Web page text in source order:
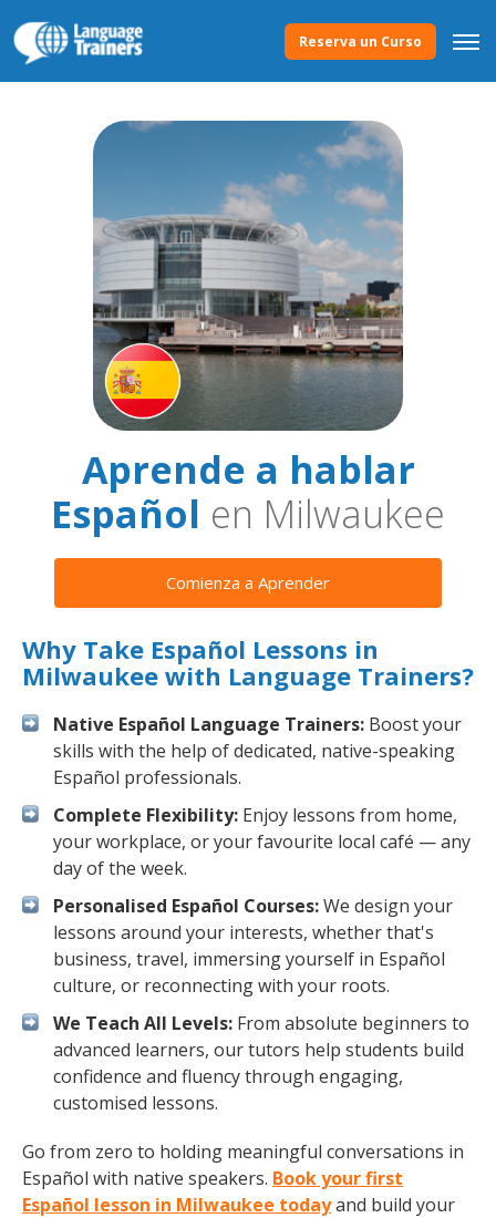
Reserva un Curso
Aprende a hablar
Español en Milwaukee
Comienza a Aprender
Why Take Español Lessons in
Milwaukee with Language Trainers?
Native Español Language Trainers: Boost your
skills with the help of dedicated, native-speaking
Español professionals.
Complete Flexibility: Enjoy lessons from home,
your workplace, or your favourite local café — any
day of the week.
Personalised Español Courses:We design your
lessons around your interests, whether that's
business, travel, immersing yourself in Español
culture, or reconnecting with your roots.
We Teach All Levels: From absolute beginners to
advanced learners, our tutors help students build
confidence and fluency through engaging,
customised lessons.
Go from zero to holding meaningful conversations in
Español with native speakers. Book your first
Español lesson in Milwaukee todayand build your